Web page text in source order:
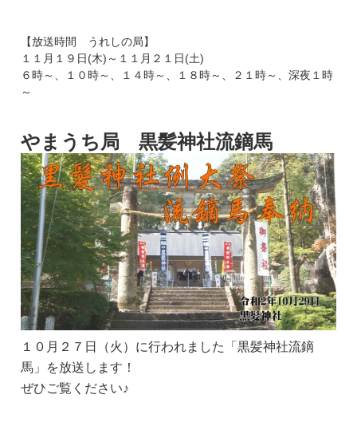
【放送時間 うれしの局】
１１月１９日(木)～１１月２１日(土)
６時～、１０時～、１４時～、１８時～、２１時～、深夜１時
～
やまうち局 黒髪神社流鏑馬
１０月２７日（火）に行われました「黒髪神社流鏑
馬」を放送します！
ぜひご覧ください♪